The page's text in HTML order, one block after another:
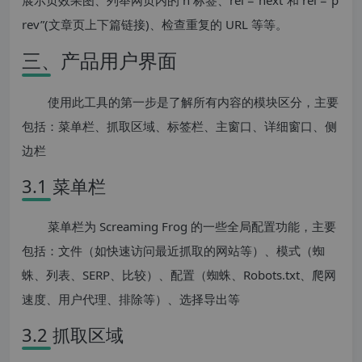
rev”(文章页上下篇链接)、检查重复的 URL 等等。
三、产品用户界面
使用此工具的第一步是了解所有内容的模块区分，主要
包括：菜单栏、抓取区域、标签栏、主窗口、详细窗口、侧
边栏
3.1 菜单栏
菜单栏为 Screaming Frog 的一些全局配置功能，主要
包括：文件（如快速访问最近抓取的网站等）、模式（蜘
蛛、列表、SERP、比较）、配置（蜘蛛、Robots.txt、爬网
速度、用户代理、排除等）、选择导出等
3.2 抓取区域